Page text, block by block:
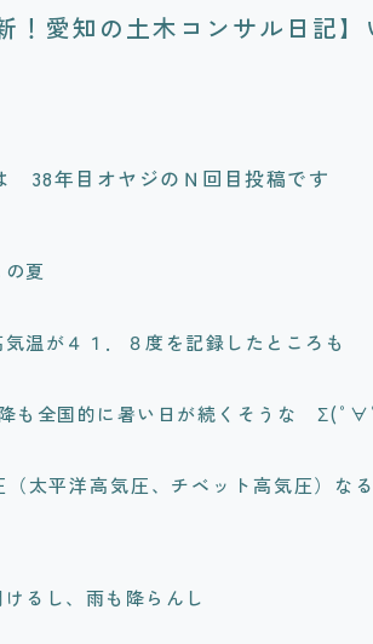
！愛知の土木コンサル日記
38年目オヤジのＮ回目投稿です
夏
温が４１．８度を記録したところも
も全国的に暑い日が続くそうな Σ(ﾟ∀
（太平洋高気圧、チベット高気圧）な
るし、雨も降らんし